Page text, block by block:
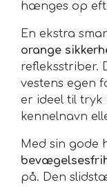
hænges op
En ekstra
orange
refleksstriber.
vestens egen
er ideel til tryk
kennelnavn
Med sin gode
på. Den